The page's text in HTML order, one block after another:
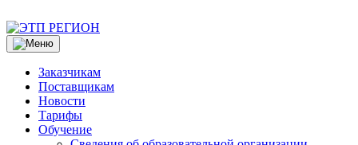
Заказчикам
Поставщикам
Новости
Тарифы
Обучение